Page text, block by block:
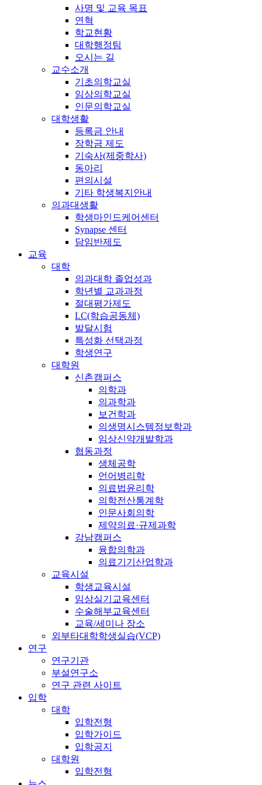
사명 및 교육 목표
연혁
학교현황
대학행정팀
오시는 길
교수소개
기초의학교실
임상의학교실
인문의학교실
대학생활
등록금 안내
장학금 제도
기숙사(제중학사)
동아리
편의시설
기타 학생복지안내
의과대생활
학생마인드케어센터
Synapse 센터
담임반제도
교육
대학
의과대학 졸업성과
학년별 교과과정
절대평가제도
LC(학습공동체)
발달시험
특성화 선택과정
학생연구
대학원
신촌캠퍼스
의학과
의과학과
보건학과
의생명시스템정보학과
임상신약개발학과
협동과정
생체공학
언어병리학
의료법윤리학
의학전산통계학
인문사회의학
제약의료·규제과학
강남캠퍼스
융합의학과
의료기기산업학과
교육시설
학생교육시설
임상실기교육센터
수술해부교육센터
교육/세미나 장소
외부타대학학생실습(VCP)
연구
연구기관
부설연구소
연구 관련 사이트
입학
대학
입학전형
입학가이드
입학공지
대학원
입학전형